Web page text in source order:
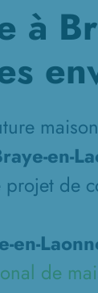
à
en-
de
en-
de